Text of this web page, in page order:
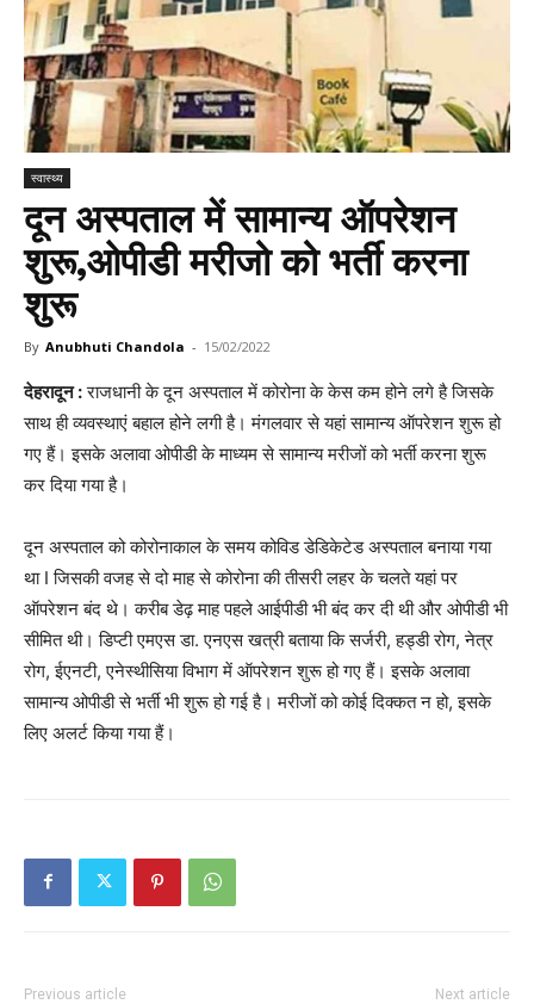
स्वास्थ्य
दून अस्पताल में सामान्य ऑपरेशन
शुरू,ओपीडी मरीजो को भर्ती करना
शुरू
By Anubhuti Chandola - 15/02/2022
देहरादून :राजधानी के दून अस्पताल में कोरोना के केस कम होने लगे है जिसके
साथ ही व्यवस्थाएं बहाल होने लगी है। मंगलवार से यहां सामान्य ऑपरेशन शुरू हो
गए हैं। इसके अलावा ओपीडी के माध्यम से सामान्य मरीजों को भर्ती करना शुरू
कर दिया गया है।
दून अस्पताल को कोरोनाकाल के समय कोविड डेडिकेटेड अस्पताल बनाया गया
था I जिसकी वजह से दो माह से कोरोना की तीसरी लहर के चलते यहां पर
ऑपरेशन बंद थे। करीब डेढ़ माह पहले आईपीडी भी बंद कर दी थी और ओपीडी भी
सीमित थी। डिप्टी एमएस डा. एनएस खत्री बताया कि सर्जरी, हड्डी रोग, नेत्र
रोग, ईएनटी, एनेस्थीसिया विभाग में ऑपरेशन शुरू हो गए हैं। इसके अलावा
सामान्य ओपीडी से भर्ती भी शुरू हो गई है। मरीजों को कोई दिक्कत न हो, इसके
लिए अलर्ट किया गया हैं।
Previous article Next article